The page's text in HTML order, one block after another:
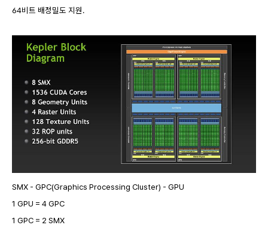
64비트 배정밀도 지원.
SMX - GPC(Graphics Processing Cluster) - GPU
1 GPU = 4 GPC
1 GPC = 2 SMX